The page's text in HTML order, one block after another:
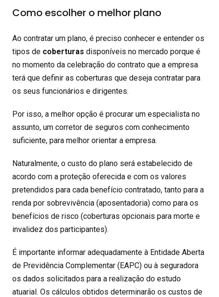
Como escolher o melhor plano
Ao contratar um plano, é preciso conhecer e entender os
tipos de coberturas disponíveis no mercado porque é
no momento da celebração do contrato que a empresa
terá que definir as coberturas que deseja contratar para
os seus funcionários e dirigentes.
Por isso, a melhor opção é procurar um especialista no
assunto, um corretor de seguros com conhecimento
suficiente, para melhor orientar a empresa.
Naturalmente, o custo do plano será estabelecido de
acordo com a proteção oferecida e com os valores
pretendidos para cada benefício contratado, tanto para a
renda por sobrevivência (aposentadoria) como para os
benefícios de risco (coberturas opcionais para morte e
invalidez dos participantes).
É importante informar adequadamente à Entidade Aberta
de Previdência Complementar (EAPC) ou à seguradora
os dados solicitados para a realização do estudo
atuarial. Os cálculos obtidos determinarão os custos de